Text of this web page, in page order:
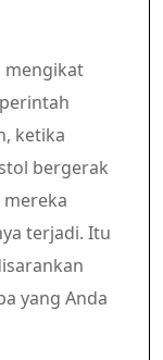
mengikat
ketika
bergerak
terjadi. Itu
yang Anda